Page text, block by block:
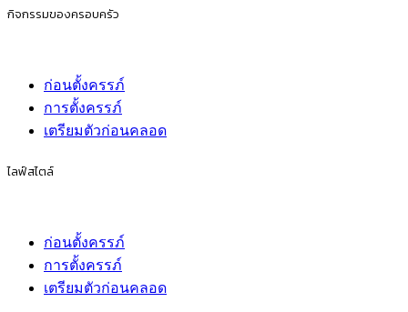
กิจกรรมของครอบครัว
ก่อนตั้งครรภ์
การตั้งครรภ์
เตรียมตัวก่อนคลอด
ไลฟ์สไตล์
ก่อนตั้งครรภ์
การตั้งครรภ์
เตรียมตัวก่อนคลอด